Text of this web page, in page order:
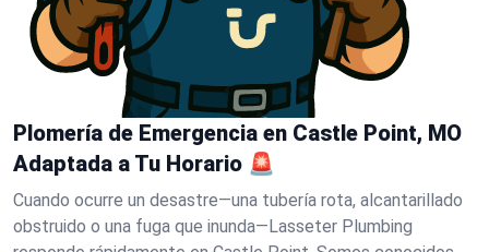
Plomería de Emergencia en Castle Point, MO
Adaptada a Tu Horario 🚨
Cuando ocurre un desastre—una tubería rota, alcantarillado
obstruido o una fuga que inunda—Lasseter Plumbing